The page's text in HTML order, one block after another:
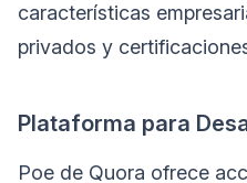
características
privados y
Plataforma para
Poe de Quora ofrece